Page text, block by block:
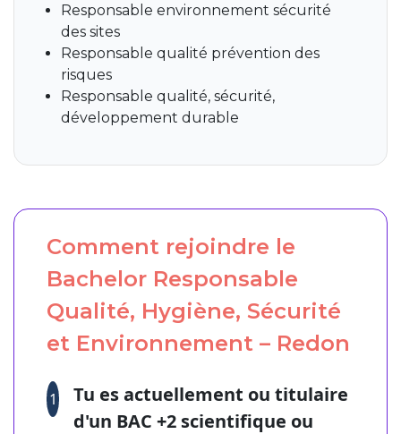
Responsable environnement sécurité
des sites
Responsable qualité prévention des
risques
Responsable qualité, sécurité,
développement durable
Comment rejoindre le
Bachelor Responsable
Qualité, Hygiène, Sécurité
et Environnement – Redon
1
Tu es actuellement ou titulaire
d'un BAC +2 scientifique ou